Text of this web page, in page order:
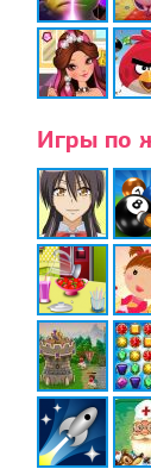
Игры по